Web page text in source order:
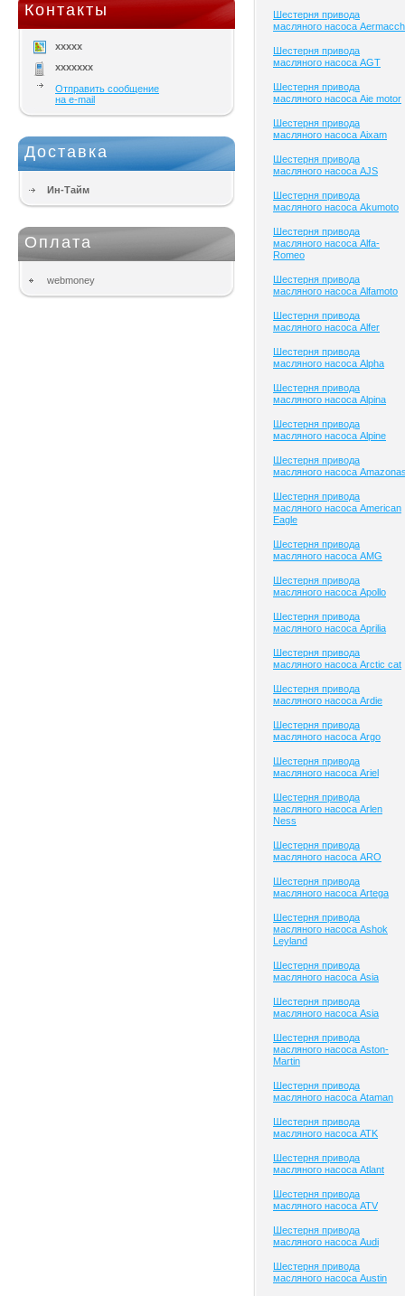
Контакты
xxxxx
xxxxxxx
Отправить сообщение
на e-mail
Доставка
Ин-Тайм
Оплата
webmoney
Шестерня привода
масляного насоса
Шестерня привода
масляного насоса AGT
Шестерня привода
масляного насоса Aie motor
Шестерня привода
масляного насоса Aixam
Шестерня привода
масляного насоса AJS
Шестерня привода
масляного насоса Akumoto
Шестерня привода
масляного насоса Alfa-
Romeo
Шестерня привода
масляного насоса Alfamoto
Шестерня привода
масляного насоса Alfer
Шестерня привода
масляного насоса Alpha
Шестерня привода
масляного насоса Alpina
Шестерня привода
масляного насоса Alpine
Шестерня привода
масляного насоса
Шестерня привода
масляного насоса American
Eagle
Шестерня привода
масляного насоса AMG
Шестерня привода
масляного насоса Apollo
Шестерня привода
масляного насоса Aprilia
Шестерня привода
масляного насоса Arctic cat
Шестерня привода
масляного насоса Ardie
Шестерня привода
масляного насоса Argo
Шестерня привода
масляного насоса Ariel
Шестерня привода
масляного насоса Arlen
Ness
Шестерня привода
масляного насоса ARO
Шестерня привода
масляного насоса Artega
Шестерня привода
масляного насоса Ashok
Leyland
Шестерня привода
масляного насоса Asia
Шестерня привода
масляного насоса Asia
Шестерня привода
масляного насоса Aston-
Martin
Шестерня привода
масляного насоса Ataman
Шестерня привода
масляного насоса ATK
Шестерня привода
масляного насоса Atlant
Шестерня привода
масляного насоса ATV
Шестерня привода
масляного насоса Audi
Шестерня привода
масляного насоса Austin